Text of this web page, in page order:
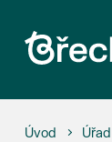
Úvod Úřad